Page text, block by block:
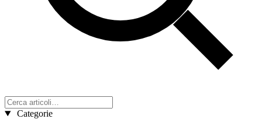
Categorie